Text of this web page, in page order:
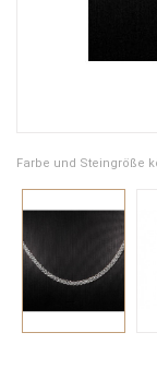
Farbe und Steingröße